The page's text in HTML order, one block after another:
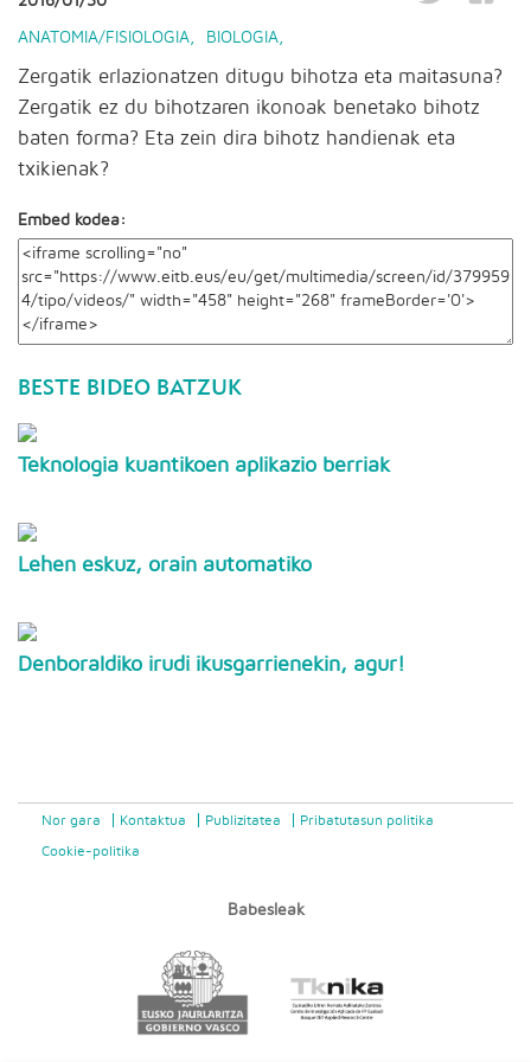
ANATOMIA/FISIOLOGIA BIOLOGIA
Zergatik erlazionatzen ditugu bihotza eta maitasuna?
Zergatik ez du bihotzaren ikonoak benetako bihotz
baten forma? Eta zein dira bihotz handienak eta
txikienak?
Embed kodea:
BESTE BIDEO BATZUK
Teknologia kuantikoen aplikazio berriak
Lehen eskuz, orain automatiko
Denboraldiko irudi ikusgarrienekin, agur!
Nor gara Kontaktua Publizitatea Pribatutasun politika
Cookie-politika
Babesleak